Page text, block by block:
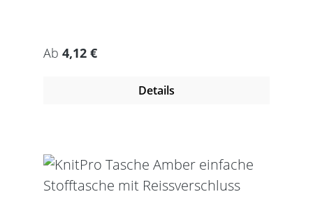
Regulärer Preis:
Ab 4,12 €
Details